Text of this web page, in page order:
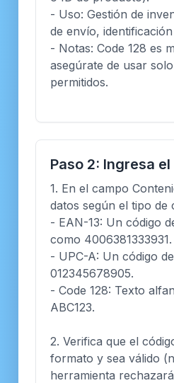
- Uso: Gestión de
de envío,
- Notas: Code 128 es
asegúrate de usar
permitidos.
Paso 2: Ingresa
1. En el campo
datos según el tipo de
- EAN-13: Un código
como 4006381333931.
- UPC-A: Un código
012345678905.
- Code 128: Texto
ABC123.
2. Verifica que el
formato y sea válido
herramienta